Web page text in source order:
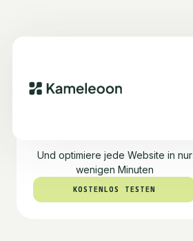
Und optimiere jede Website in nur
wenigen Minuten
KOSTENLOS TESTEN
KOSTENLOS TESTEN